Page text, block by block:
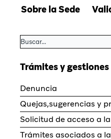
Sobre la Sede
Trámites y gestiones
Denuncia
Quejas,sugerencias y
Solicitud de acceso a
Trámites asociados a